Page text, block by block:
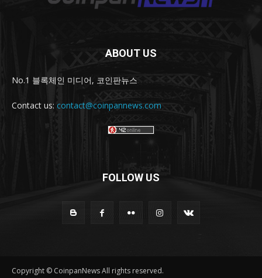
ABOUT US
No.1 블록체인 미디어, 코인판뉴스
Contact us: contact@coinpannews.com
FOLLOW US
Copyright © CoinpanNews All rights reserved.